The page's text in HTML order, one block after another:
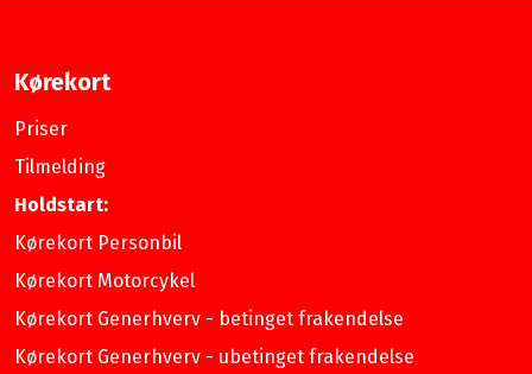
Kørekort
Priser
Tilmelding
Holdstart:
Kørekort Personbil
Kørekort Motorcykel
Kørekort Generhverv - betinget frakendelse
Kørekort Generhverv - ubetinget frakendelse